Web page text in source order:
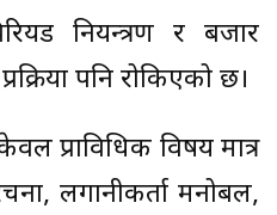
नियन्त्रण र बजार
पनि रोकिएको छ।
प्राविधिक विषय मात्र
लगानीकर्ता मनोबल,